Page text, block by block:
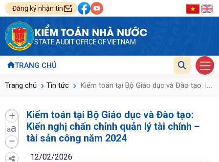
Đăng ký nhận tin
KIỂM TOÁN NHÀ NƯỚC
STATE AUDIT OFFICE OF VIETNAM
TRANG CHỦ
Trang chủ Tin tức Kiểm toán tại Bộ Giáo dục và Đào tạo: ...
aa
Kiểm toán tại Bộ Giáo dục và Đào tạo:
Kiến nghị chấn chỉnh quản lý tài chính –
tài sản công năm 2024
12/02/2026